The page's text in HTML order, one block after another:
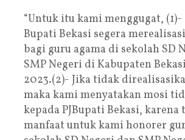
“Untuk itu kami menggugat, (1)-
Bupati Bekasi segera
bagi guru agama di sekolah SD
SMP Negeri di Kabupaten
2023.(2)- Jika tidak
maka kami menyatakan mosi
kepada PJBupati Bekasi, karena
manfaat untuk kami honorer